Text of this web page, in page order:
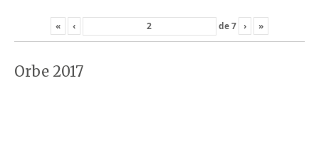
« ‹ de7 › »
Orbe 2017